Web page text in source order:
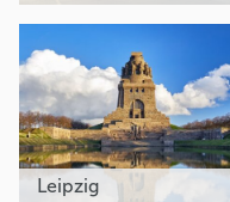
Leipzig